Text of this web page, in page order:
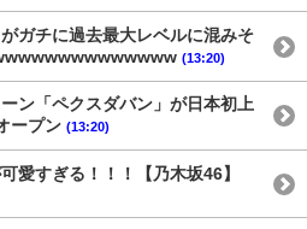
ガチに過去最大レベルに混みそ
(13:20)
ン「ペクスダバン」が日本初上
ープン (13:20)
愛すぎる！！！【乃木坂46】